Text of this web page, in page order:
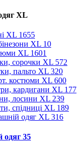
XL
XL 1655
XL 10
XL 1601
сорочки XL 572
пальто XL 320
костюми XL 600
кардигани XL 177
лосини XL 239
спідниці XL 189
одяг XL 316
одяг 35